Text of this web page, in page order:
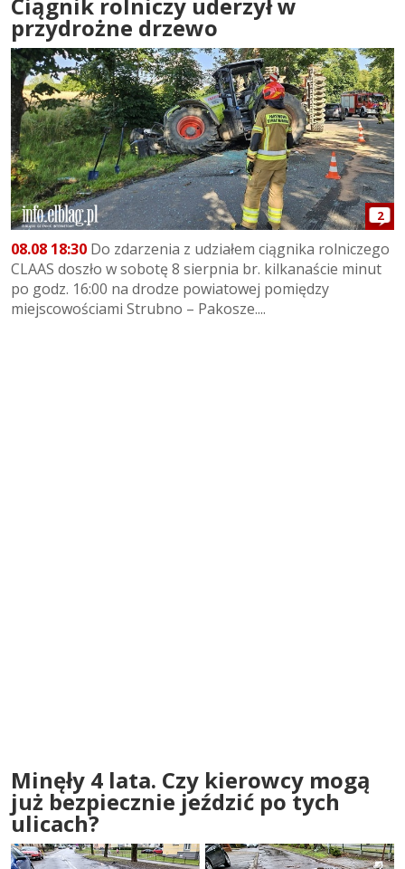
przydrożne drzewo
2
08.08 18:30 Do zdarzenia z udziałem ciągnika rolniczego
CLAAS doszło w sobotę 8 sierpnia br. kilkanaście minut
po godz. 16:00 na drodze powiatowej pomiędzy
miejscowościami Strubno – Pakosze....
Minęły 4 lata. Czy kierowcy mogą
już bezpiecznie jeździć po tych
ulicach?